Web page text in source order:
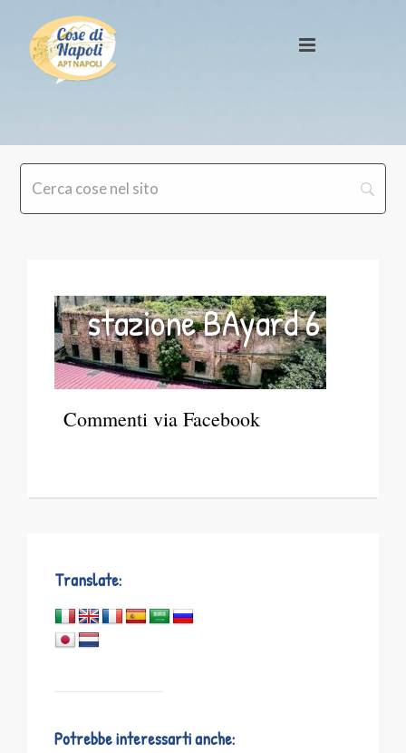
stazione BAyard 6
Commenti via Facebook
Translate:
Potrebbe interessarti anche: